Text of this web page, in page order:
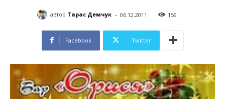
автор Тарас Демчук - 06.12.2011 159
Facebook Twitter